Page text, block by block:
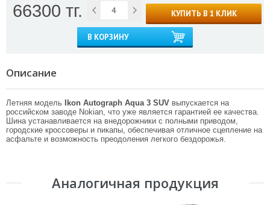
66300 тг. КУПИТЬ В 1 КЛИК
В КОРЗИНУ
Описание
Летняя модель Ikon Autograph Aqua 3 SUV выпускается на
российском заводе Nokian, что уже является гарантией ее качества.
Шина устанавливается на внедорожники с полными приводом,
городские кроссоверы и пикапы, обеспечивая отличное сцепление на
асфальте и возможность преодоления легкого бездорожья.
Аналогичная продукция